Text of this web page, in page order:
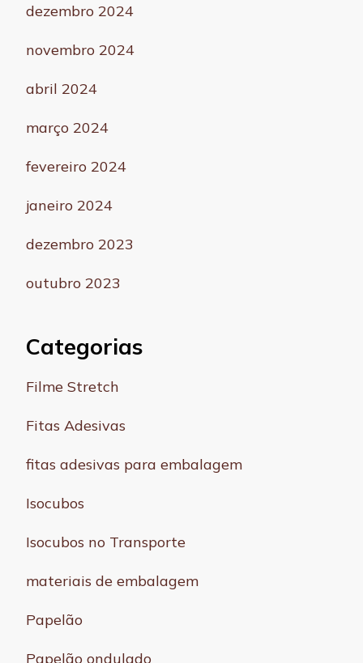
dezembro 2024
novembro 2024
abril 2024
março 2024
fevereiro 2024
janeiro 2024
dezembro 2023
outubro 2023
Categorias
Filme Stretch
Fitas Adesivas
fitas adesivas para embalagem
Isocubos
Isocubos no Transporte
materiais de embalagem
Papelão
Papelão ondulado